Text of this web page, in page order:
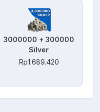
3000000 + 300000
Silver
Rp1.689.420